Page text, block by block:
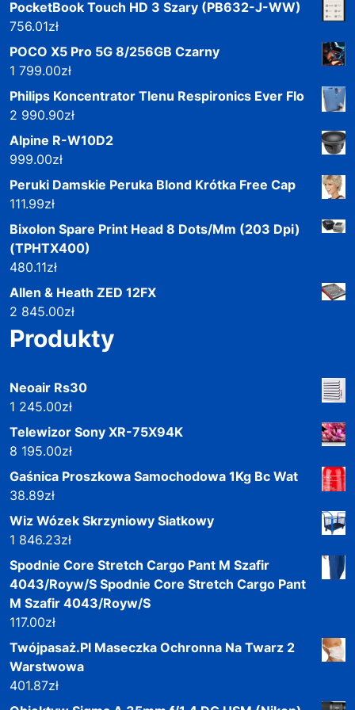
PocketBook Touch HD 3 Szary (PB632-J-WW)
756.01zł
POCO X5 Pro 5G 8/256GB Czarny
1 799.00zł
Philips Koncentrator Tlenu Respironics Ever Flo
2 990.90zł
Alpine R-W10D2
999.00zł
Peruki Damskie Peruka Blond Krótka Free Cap
111.99zł
Bixolon Spare Print Head 8 Dots/Mm (203 Dpi)
(TPHTX400)
480.11zł
Allen & Heath ZED 12FX
2 845.00zł
Produkty
Neoair Rs30
1 245.00zł
Telewizor Sony XR-75X94K
8 195.00zł
Gaśnica Proszkowa Samochodowa 1Kg Bc Wat
38.89zł
Wiz Wózek Skrzyniowy Siatkowy
1 846.23zł
Spodnie Core Stretch Cargo Pant M Szafir
4043/Royw/S Spodnie Core Stretch Cargo Pant
M Szafir 4043/Royw/S
117.00zł
Twójpasaż.Pl Maseczka Ochronna Na Twarz 2
Warstwowa
401.87zł